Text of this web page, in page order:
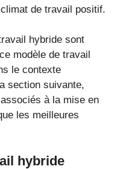
de travail positif.
hybride sont
modèle de travail
le contexte
section suivante,
à la mise en
les meilleures
hybride